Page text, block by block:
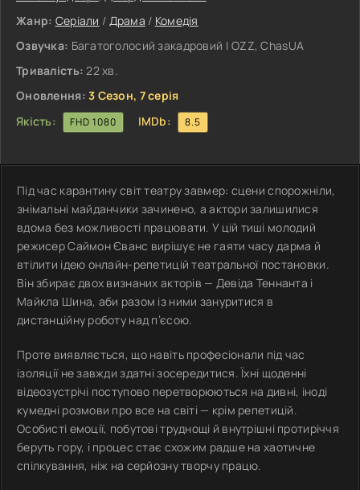
Жанр: Серіали / Драма / Комедія
Озвучка: Багатоголосий закадровий | OZZ, ChasUA
Тривалість: 22 хв.
Оновлення: 3 Сезон, 7 серія
Якість:
FHD 1080 IMDb: 8.5
Під час карантину світ театру завмер: сцени спорожніли,
знімальні майданчики зачинено, а актори залишилися
вдома без можливості працювати. У цій тиші молодий
режисер Саймон Єванс вирішує не гаяти часу дарма й
втілити ідею онлайн-репетицій театральної постановки.
Він збирає двох визнаних акторів — Девіда Теннанта і
Майкла Шина, аби разом із ними зануритися в
дистанційну роботу над п’єсою.
Проте виявляється, що навіть професіонали під час
ізоляції не завжди здатні зосередитися. Їхні щоденні
відеозустрічі поступово перетворюються на дивні, іноді
кумедні розмови про все на світі — крім репетицій.
Особисті емоції, побутові труднощі й внутрішні протиріччя
беруть гору, і процес стає схожим радше на хаотичне
спілкування, ніж на серйозну творчу працю.